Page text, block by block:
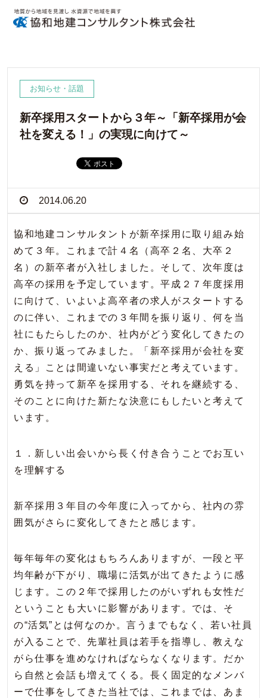
お知らせ・話題
新卒採用スタートから３年～「新卒採用が会
社を変える！」の実現に向けて～
2014.06.20
協和地建コンサルタントが新卒採用に取り組み始
めて３年。これまで計４名（高卒２名、大卒２
名）の新卒者が入社しました。そして、次年度は
高卒の採用を予定しています。平成２７年度採用
に向けて、いよいよ高卒者の求人がスタートする
のに伴い、これまでの３年間を振り返り、何を当
社にもたらしたのか、社内がどう変化してきたの
か、振り返ってみました。「新卒採用が会社を変
える」ことは間違いない事実だと考えています。
勇気を持って新卒を採用する、それを継続する、
そのことに向けた新たな決意にもしたいと考えて
います。
１．新しい出会いから長く付き合うことでお互い
を理解する
新卒採用３年目の今年度に入ってから、社内の雰
囲気がさらに変化してきたと感じます。
毎年毎年の変化はもちろんありますが、一段と平
均年齢が下がり、職場に活気が出てきたように感
じます。この２年で採用したのがいずれも女性だ
ということも大いに影響があります。では、そ
の“活気”とは何なのか。言うまでもなく、若い社員
が入ることで、先輩社員は若手を指導し、教えな
がら仕事を進めなければならなくなります。だか
ら自然と会話も増えてくる。長く固定的なメンバ
ーで仕事をしてきた当社では、これまでは、あま